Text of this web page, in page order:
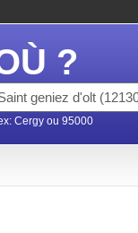
?
Cergy ou 95000